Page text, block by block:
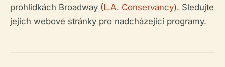
prohlídkách Broadway (L.A. Conservancy). Sledujte
jejich webové stránky pro nadcházející programy.